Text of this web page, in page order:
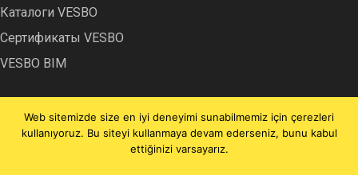
Каталоги VESBO
Сертификаты VESBO
VESBO BIM
Web sitemizde size en iyi deneyimi sunabilmemiz için çerezleri
kullanıyoruz. Bu siteyi kullanmaya devam ederseniz, bunu kabul
ettiğinizi varsayarız.